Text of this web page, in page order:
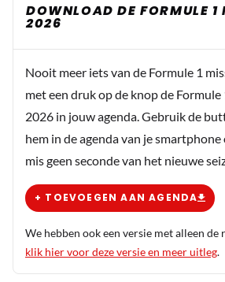
DOWNLOAD DE FORMULE 1
2026
Nooit meer iets van de Formule 1
met een druk op de knop de
2026 in jouw agenda. Gebruik de
hem in de agenda van je
mis geen seconde van het nieuwe
+ TOEVOEGEN AAN AGENDA
We hebben ook een versie met alleen de
klik hier voor deze versie en meer uitleg.